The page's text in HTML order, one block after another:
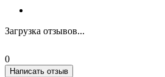
Загрузка отзывов...
0
Написать отзыв